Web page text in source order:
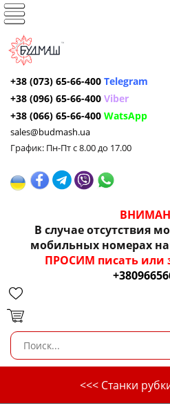
+38 (073) 65-66-400 Telegram
+38 (096) 65-66-400 Viber
+38 (066) 65-66-400 WatsApp
sales@budmash.ua
График: Пн-Пт с 8.00 до 17.00
В случае отсутствия
мобильных номерах
ПРОСИМ писать или
<<< Станки